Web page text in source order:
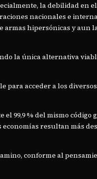
la debilidad en
nacionales e
armas hipersónicas y aun
la única alternativa
para acceder a los
99,9 % del mismo código
resultan más
conforme al